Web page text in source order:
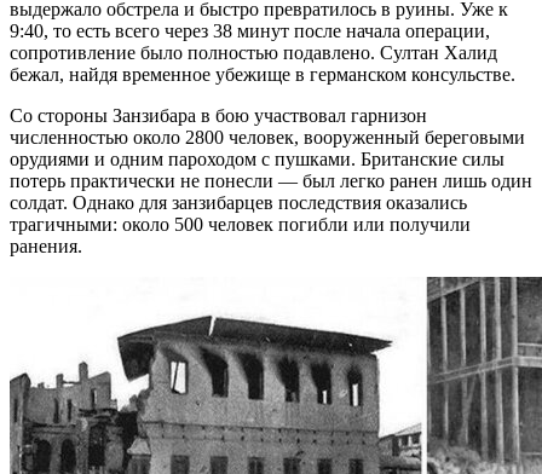
выдержало обстрела и быстро превратилось в руины. Уже к
9:40, то есть всего через 38 минут после начала операции,
сопротивление было полностью подавлено. Султан Халид
бежал, найдя временное убежище в германском консульстве.
Со стороны Занзибара в бою участвовал гарнизон
численностью около 2800 человек, вооруженный береговыми
орудиями и одним пароходом с пушками. Британские силы
потерь практически не понесли — был легко ранен лишь один
солдат. Однако для занзибарцев последствия оказались
трагичными: около 500 человек погибли или получили
ранения.